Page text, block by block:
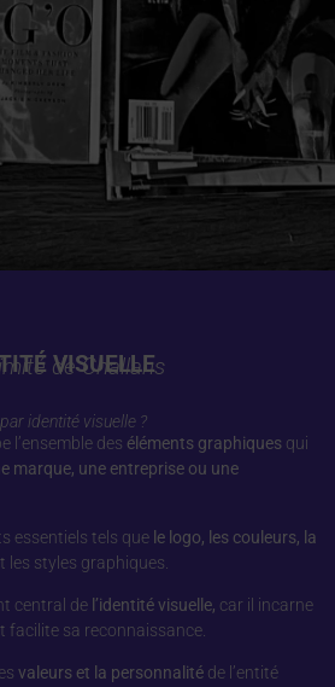
VISUELLE
de Challans
identité visuelle ?
l’ensemble des éléments graphiques qui
marque, une entreprise ou une
essentiels tels que le logo, les couleurs, la
les styles graphiques.
central de l’identité visuelle, car il incarne
facilite sa reconnaissance.
valeurs et la personnalité de l’entité